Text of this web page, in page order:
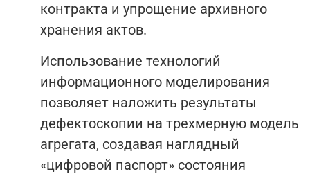
контракта и упрощение архивного
хранения актов.
Использование технологий
информационного моделирования
позволяет наложить результаты
дефектоскопии на трехмерную модель
агрегата, создавая наглядный
«цифровой паспорт» состояния